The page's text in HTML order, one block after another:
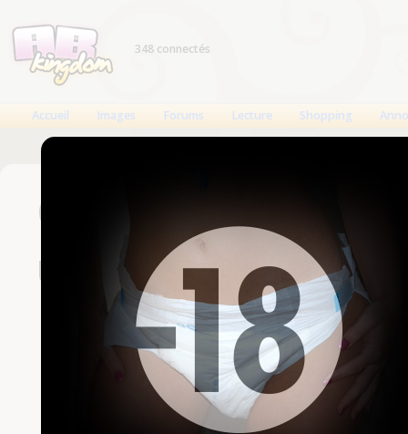
348 connectés
Accueil Images Forums Lecture Shopping
Connexion
Un compte est
Nom d'utilisateur
Mot de passe